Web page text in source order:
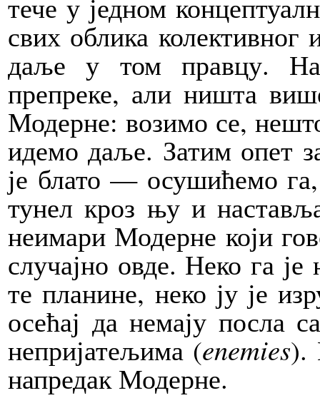
свих облика колективног
даље у том правцу.
препреке, али ништа
Модерне: возимо се,
идемо даље. Затим опет
је блато — осушићемо
тунел кроз њу и
неимари Модерне који
случајно овде. Неко га
те планине, неко ју је
осећај да немају посла
непријатељима (enemies).
напредак Модерне.